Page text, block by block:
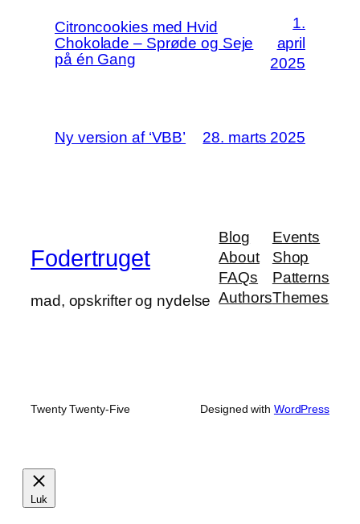
Citroncookies med Hvid
Chokolade – Sprøde og Seje
på én Gang
1.
april
2025
Ny version af ‘VBB’ 28. marts 2025
Fodertruget
mad, opskrifter og nydelse
Blog
About
FAQs
Authors
Events
Shop
Patterns
Themes
Twenty Twenty-Five Designed with WordPress
Luk